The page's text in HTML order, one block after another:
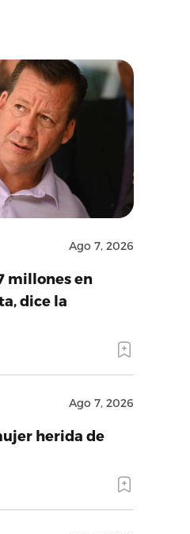
Ago 7, 2026
millones en
dice la
Ago 7, 2026
herida de